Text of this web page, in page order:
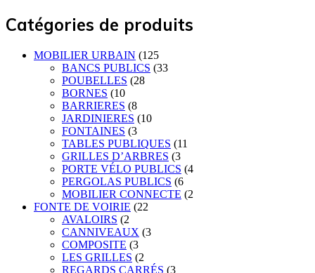
Catégories de produits
MOBILIER URBAIN (125
BANCS PUBLICS (33
POUBELLES (28
BORNES (10
BARRIERES (8
JARDINIERES (10
FONTAINES (3
TABLES PUBLIQUES (11
GRILLES D’ARBRES (3
PORTE VÉLO PUBLICS (4
PERGOLAS PUBLICS (6
MOBILIER CONNECTE (2
FONTE DE VOIRIE (22
AVALOIRS (2
CANNIVEAUX (3
COMPOSITE (3
LES GRILLES (2
REGARDS CARRÉS (3